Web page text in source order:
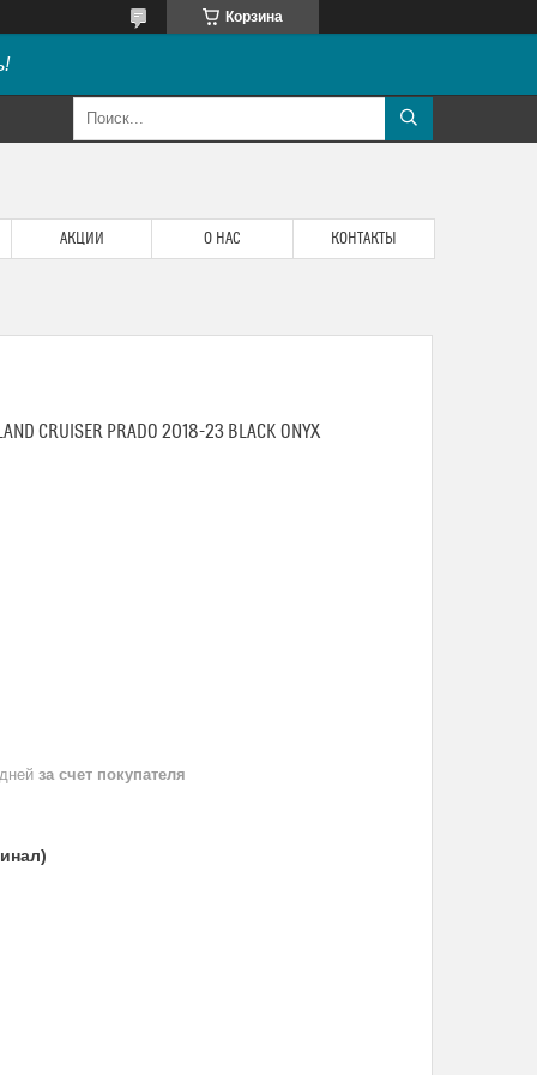
Корзина
АКЦИИ О НАС КОНТАКТЫ
CRUISER PRADO 2018-23 BLACK ONYX
за счет покупателя